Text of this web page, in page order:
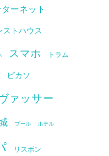
ーネット
ストハウス
スマホ トラム
ピカソ
ァッサー
プール ホテル
リスボン